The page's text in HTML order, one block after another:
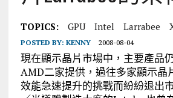
TOPICS: GPU Intel Larrabee
POSTED BY: KENNY 2008-08-04
現在顯示晶片市場中，主要產品
AMD二家提供，過往多家顯示晶
效能急速提升的挑戰而紛紛退出